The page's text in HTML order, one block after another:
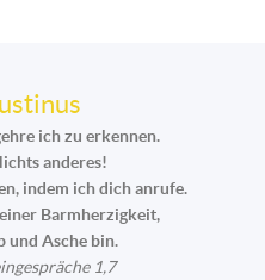
ich zu erkennen.
anderes!
indem ich dich anrufe.
Barmherzigkeit,
und Asche bin.
1,7